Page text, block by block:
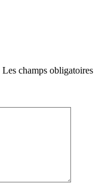
Les champs obligatoires